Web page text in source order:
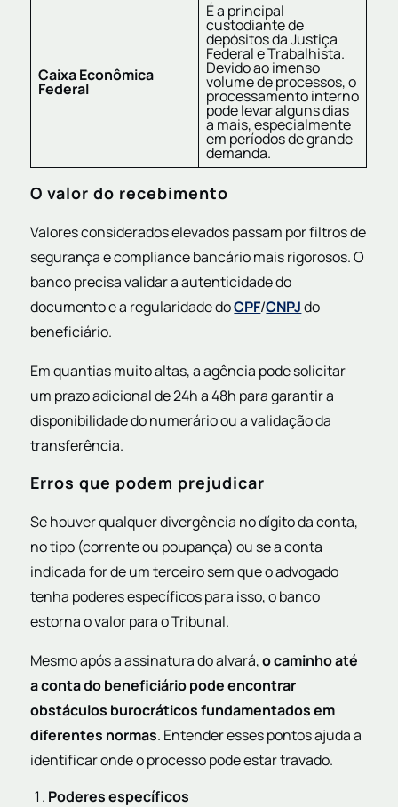
Caixa Econômica
Federal
É a principal
custodiante de
depósitos da Justiça
Federal e Trabalhista.
Devido ao imenso
volume de processos, o
processamento interno
pode levar alguns dias
a mais, especialmente
em períodos de grande
demanda.
O valor do recebimento
Valores considerados elevados passam por filtros de
segurança e compliance bancário mais rigorosos. O
banco precisa validar a autenticidade do
documento e a regularidade doCPF/CNPJdo
beneficiário.
Em quantias muito altas, a agência pode solicitar
um prazo adicional de 24h a 48h para garantir a
disponibilidade do numerário ou a validação da
transferência.
Erros que podem prejudicar
Se houver qualquer divergência no dígito da conta,
no tipo (corrente ou poupança) ou se a conta
indicada for de um terceiro sem que o advogado
tenha poderes específicos para isso, o banco
estorna o valor para o Tribunal.
Mesmo após a assinatura do alvará,o caminho até
a conta do beneficiário pode encontrar
obstáculos burocráticos fundamentados em
diferentes normas. Entender esses pontos ajuda a
identificar onde o processo pode estar travado.
Poderes específicos